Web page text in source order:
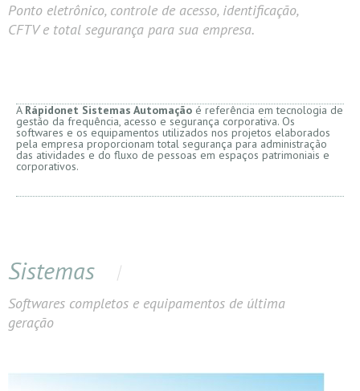
Ponto eletrônico, controle de acesso, identificação,
CFTV e total segurança para sua empresa.
A Rápidonet Sistemas Automação é referência em tecnologia de
gestão da frequência, acesso e segurança corporativa. Os
softwares e os equipamentos utilizados nos projetos elaborados
pela empresa proporcionam total segurança para administração
das atividades e do fluxo de pessoas em espaços patrimoniais e
corporativos.
Sistemas
Softwares completos e equipamentos de última
geração